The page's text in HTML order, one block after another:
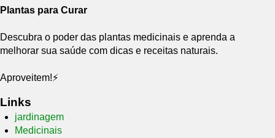
Plantas para Curar
Descubra o poder das plantas medicinais e aprenda a
melhorar sua saúde com dicas e receitas naturais.
Aproveitem!⚡
Links
jardinagem
Medicinais